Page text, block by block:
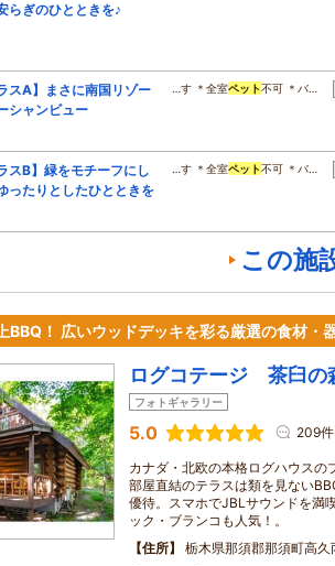
らぎのひとときを♪
スA】まさに南国リゾー
シャンビュー
…す ＊全室ペット不可 ＊バ…
スB】緑をモチーフにし
ったりとしたひとときを
…す ＊全室ペット不可 ＊バ…
この施
BBQ！ 広いウッドデッキを彩る厳選の食材・
ログコテージ 茶臼の
フォトギャラリー
5.0 209件
カナダ・北欧の本格ログハウスの
部屋直結のテラスは類を見ない
優待。スマホでJBLサウンドを満
ック・ブランコも人気！。
住所
栃木県那須郡那須町高